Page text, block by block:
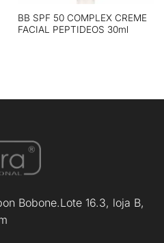
BB SPF 50 COMPLEX CREME
FACIAL PEPTIDEOS 30ml
Bobone.Lote 16.3, loja B,